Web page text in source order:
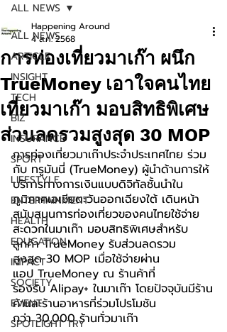
ALL NEWS
ARTICLE
INSIGHT
TECH
BIZ
INSURANCE
SPORT
LIFESTYLE
ENTERTAINMENT
HEALTH
EDUCATION
IMPACT
SOCIETY
EVENT
SPOTLIGHT TRY
ALL NEWS
การท่องเที่ยวมาเก๊า ผนึก
TrueMoney เอาใจคนไทย
เที่ยวมาเก๊า มอบสิทธิพิเศษ
ส่วนลดรวมสูงสุด 30 MOP
Happening Around
4 ส.ค. 2568
การท่องเที่ยวมาเก๊าประจำประเทศไทย ร่วม
กับ ทรูมันนี่ (TrueMoney) ผู้นำด้านการให้
บริการทางการเงินแบบดิจิทัลชั้นนำใน
ภูมิภาคเอเชียตะวันออกเฉียงใต้ เดินหน้า
สนับสนุนการท่องเที่ยวของคนไทยใช้จ่าย
สะดวกในมาเก๊า มอบสิทธิพิเศษสำหรับ
ลูกค้า TrueMoney รับส่วนลดรวม
สูงสุด 30 MOP เมื่อใช้จ่ายผ่าน
แอป TrueMoney ณ ร้านค้าที่
รองรับ Alipay+ ในมาเก๊า โดยปัจจุบันมีร้าน
ค้าและร้านอาหารที่ร่วมโปรโมชัน
กว่า 30,000 ร้านทั่วมาเก๊า